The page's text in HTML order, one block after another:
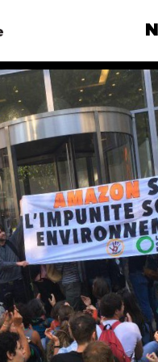
Nos
Total, rendez-
tribunal
Gaz « naturel
enfumage
Mode : une
destructrice
Gaz au
violence
Nos autres